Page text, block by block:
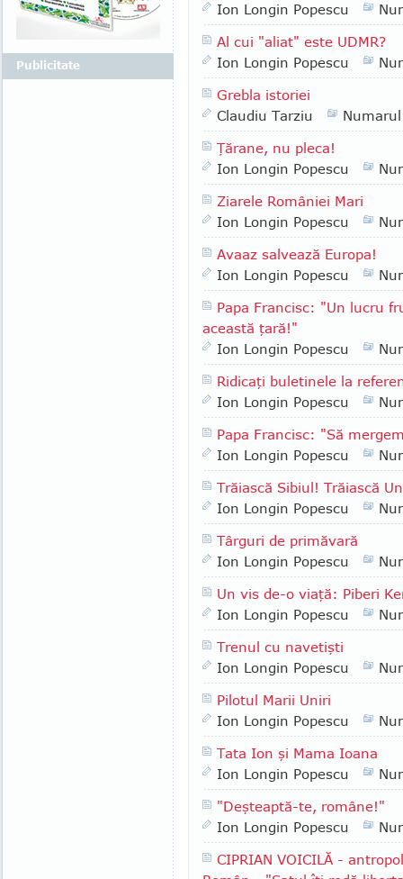
Ion Longin Popescu
Al cui "aliat" este UDMR?
Ion Longin Popescu
Grebla istoriei
Claudiu Tarziu
Ţărane, nu pleca!
Ion Longin Popescu
Ziarele României Mari
Ion Longin Popescu
Avaaz salvează Europa!
Ion Longin Popescu
Papa Francisc: "Un lucru
această ţară!"
Ion Longin Popescu
Ridicaţi buletinele la
Ion Longin Popescu
Papa Francisc: "Să
Ion Longin Popescu
Trăiască Sibiul! Trăiască
Ion Longin Popescu
Târguri de primăvară
Ion Longin Popescu
Un vis de-o viaţă: Piberi
Ion Longin Popescu
Trenul cu navetişti
Ion Longin Popescu
Pilotul Marii Uniri
Ion Longin Popescu
Tata Ion şi Mama Ioana
Ion Longin Popescu
"Deşteaptă-te, române!"
Ion Longin Popescu
CIPRIAN VOICILĂ -
Publicitate